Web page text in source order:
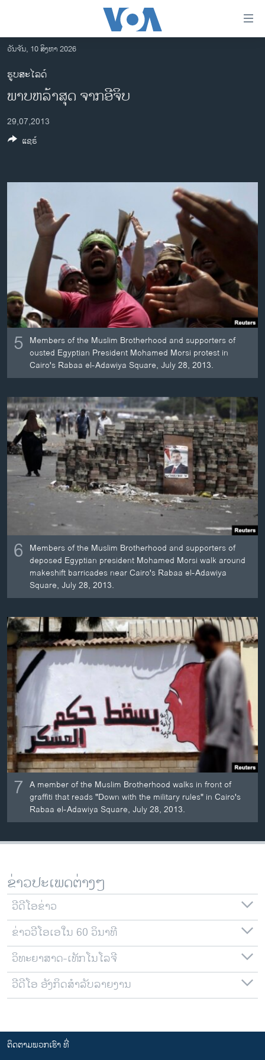
ເຂົ້າ
ຫາ
ຂ້າມ
ຂ້າມ
ໄປ
ຫາ
ລາວ
ອາເມຣິກາ
ການເລືອກຕັ້ງ ປະທານາທີບໍດີ ສະຫະລັດ 2024
ຂ່າວ​ຈີນ
ອິດສະຫຼະພາບດ້ານການຂ່າວ
ຊີວິດຊາວລາວ
ຊຸມຊົນຊາວລາວ
ວິທະຍາສາດ-ເທັກໂນໂລຈີ
ທຸລະກິດ
ພາສາອັງກິດ
ວີດີໂອ
ລາຍງານ
ພາສາຕ່າງໆ
ວັນຈັນ, 10 ສິງຫາ 2026
ຮູບສະໄລດ໌
ພາບຫລ້າສຸດ ຈາກອີຈິບ
29,07,2013
5 Members of the Muslim Brotherhood and supporters of
ousted Egyptian President Mohamed Morsi protest in
Cairo's Rabaa el-Adawiya Square, July 28, 2013.
6 Members of the Muslim Brotherhood and supporters of
deposed Egyptian president Mohamed Morsi walk around
makeshift barricades near Cairo's Rabaa el-Adawiya
Square, July 28, 2013.
7 A member of the Muslim Brotherhood walks in front of
graffiti that reads "Down with the military rules" in Cairo's
Rabaa el-Adawiya Square, July 28, 2013.
ແຊຣ໌
ຂ່າວປະເພດຕ່າງໆ
ວີດີໂອຂ່າວ
ຂ່າວວີໂອເອໃນ 60 ວິນາທີ
ວິທະຍາສາດ-ເທັກໂນໂລຈີ
ວີດີໂອ ອັງກິດສຳລັບລາຍງານ
ຕິດຕາມພວກເຮົາ ທີ່